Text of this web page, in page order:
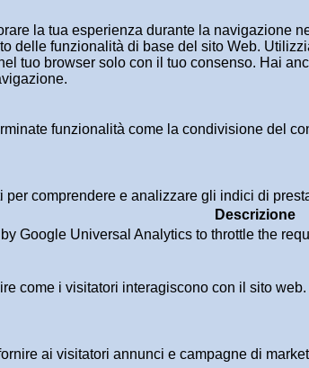
la tua esperienza durante la navigazione
delle funzionalità di base del sito Web.
tuo browser solo con il tuo consenso. Hai
funzionalità come la condivisione del
per comprendere e analizzare gli indici di
Descrizione
Google Universal Analytics to throttle the
come i visitatori interagiscono con il sito
ai visitatori annunci e campagne di